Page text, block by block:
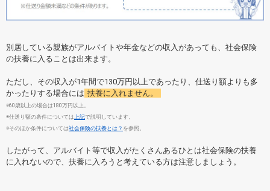
別居している親族がアルバイトや年金などの収入があっても、社会保険
の扶養に入ることは出来ます。
ただし、その収入が1年間で130万円以上であったり、仕送り額よりも多
かったりする場合には 扶養に入れません。
※60歳以上の場合は180万円以上。
※仕送り額の条件については上記で説明しています。
※そのほか条件については社会保険の扶養とは？ を参照。
したがって、アルバイト等で収入がたくさんあるひとは社会保険の扶養
に入れないので、扶養に入ろうと考えている方は注意しましょう。